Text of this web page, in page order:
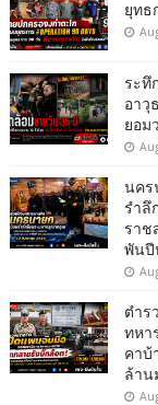
ยุทธ
ระทึ
อาวุ
ยอม
นคร
รำลึ
ราช
พันปี
ตำร
ทหา
คาบ้
ล้าน